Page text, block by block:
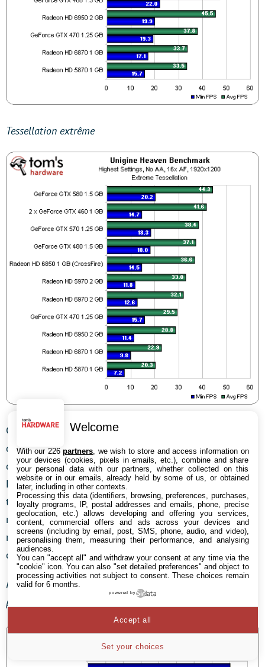
Tessellation extrême
Comme vous pouvez le voir, les nouveaux modèles se
débrouillent bien tant que la tessellation est
désactivée, tellement bien, en fait, que la Radeon
HD 6970 dépasse la GeForce GTX 580. Une fois la
tessellation activée, par contre, on voit les cartes AMD
reculer petit à petit dans le classement, jusqu’au
moment où la GeForce GTX 580 finit par faire mieux
qu’un couple de Radeon HD 6850 en CrossFire !
Performances avec tessellation normale (en % des
performances avec tessellation désactivée)
Welcome
With our 226partners , we wish to store and access information on
your devices (cookies, pixels in emails, etc.), combine and share
your personal data with our partners, whether collected on this
website or in our emails, already held by some of us, or obtained
later, including in other contexts.
Processing this data (identifiers, browsing, preferences, purchases,
loyalty programs, IP, postal addresses and emails, phone, precise
geolocation, etc.) allows developing and offering you services,
content, commercial offers and ads across your devices and
screens (including by email, post, SMS, phone, audio, and video),
personalising them, measuring their performance, and analysing
audiences.
You can "accept all" and withdraw your consent at any time via the
"cookie" icon. You can also "set detailed preferences" and object to
processing activities not subject to consent. These choices remain
valid for 6 months.
powered by
Set your choices
Accept all